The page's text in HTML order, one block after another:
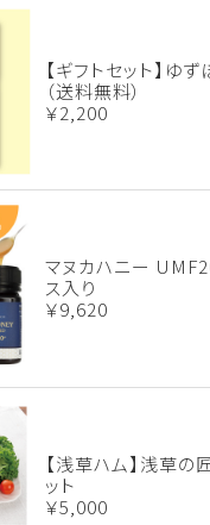
【ギフトセット】ゆ
（送料無料）
￥2,200
マヌカハニー
ス入り
￥9,620
【浅草ハム】浅草
ット
￥5,000